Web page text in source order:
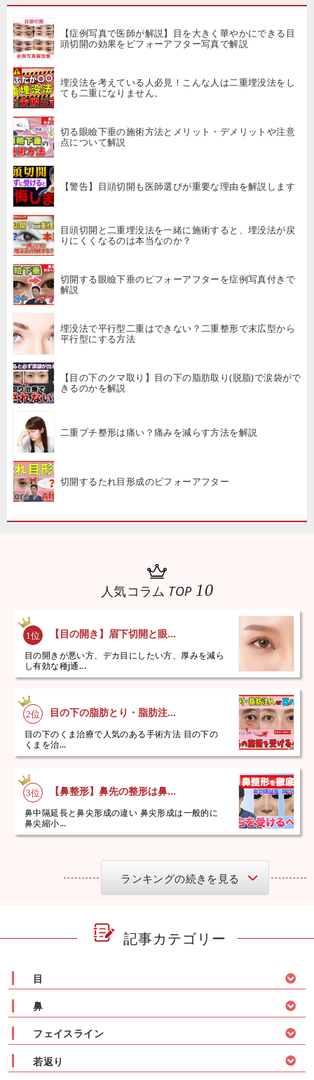
【症例写真で医師が解説】目を大きく華やかにできる目
頭切開の効果をビフォーアフター写真で解説
埋没法を考えている人必見！こんな人は二重埋没法をし
ても二重になりません。
切る眼瞼下垂の施術方法とメリット・デメリットや注意
点について解説
【警告】目頭切開も医師選びが重要な理由を解説します
目頭切開と二重埋没法を一緒に施術すると、埋没法が戻
りにくくなるのは本当なのか？
切開する眼瞼下垂のビフォーアフターを症例写真付きで
解説
埋没法で平行型二重はできない？二重整形で末広型から
平行型にする方法
【目の下のクマ取り】目の下の脂肪取り(脱脂)で涙袋がで
きるのかを解説
二重プチ整形は痛い？痛みを減らす方法を解説
切開するたれ目形成のビフォーアフター
人気コラム TOP 10
【目の開き】眉下切開と眼...
目の開きが悪い方、デカ目にしたい方、厚みを減ら
し有効な種j通...
目の下の脂肪とり・脂肪注...
目の下のくま治療で人気のある手術方法 目の下の
くまを治...
【鼻整形】鼻先の整形は鼻...
鼻中隔延長と鼻尖形成の違い 鼻尖形成は一般的に
鼻尖縮小...
ランキングの続きを見る
記事カテゴリー
目
鼻
フェイスライン
若返り